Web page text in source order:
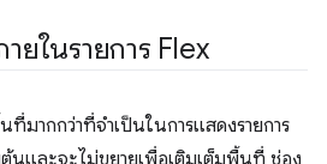
ในรายการ Flex
มากกว่าที่จําเป็นในการแสดงรายการ